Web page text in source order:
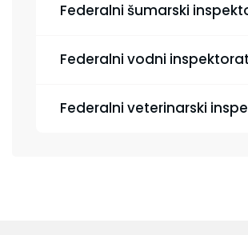
Federalni šumarski
Federalni vodni inspektorat
Federalni veterinarski